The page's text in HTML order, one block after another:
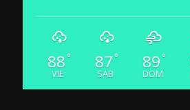
88 °
VIE
87 °
SAB
89 °
DOM